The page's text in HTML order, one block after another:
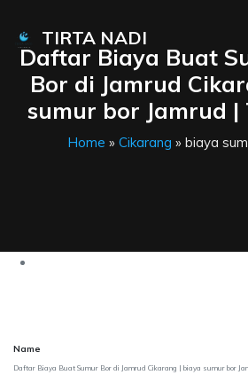
TIRTA NADI
Daftar Biaya Buat
Bor di Jamrud
sumur bor Jamrud |
Home » Cikarang » biaya
Name
Daftar Biaya Buat Sumur Bor di Jamrud Cikarang | biaya sumur bor